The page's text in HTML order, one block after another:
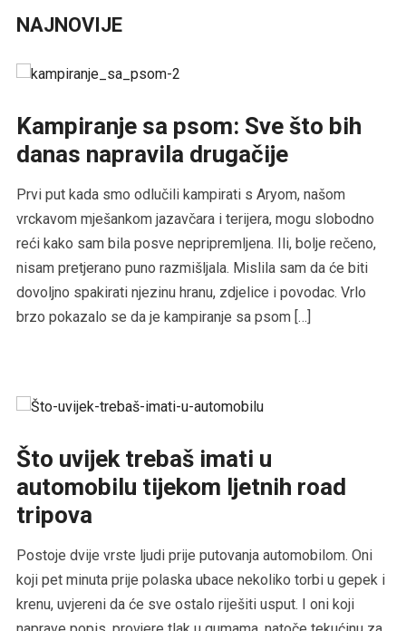
NAJNOVIJE
Kampiranje sa psom: Sve što bih
danas napravila drugačije
Prvi put kada smo odlučili kampirati s Aryom, našom
vrckavom mješankom jazavčara i terijera, mogu slobodno
reći kako sam bila posve nepripremljena. Ili, bolje rečeno,
nisam pretjerano puno razmišljala. Mislila sam da će biti
dovoljno spakirati njezinu hranu, zdjelice i povodac. Vrlo
brzo pokazalo se da je kampiranje sa psom […]
Što uvijek trebaš imati u
automobilu tijekom ljetnih road
tripova
Postoje dvije vrste ljudi prije putovanja automobilom. Oni
koji pet minuta prije polaska ubace nekoliko torbi u gepek i
krenu, uvjereni da će sve ostalo riješiti usput. I oni koji